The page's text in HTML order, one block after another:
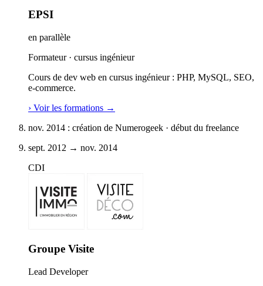
EPSI
en parallèle
Formateur · cursus ingénieur
Cours de dev web en cursus ingénieur : PHP, MySQL, SEO,
e-commerce.
› Voir les formations →
nov. 2014 : création de Numerogeek · début du freelance
sept. 2012 → nov. 2014
CDI
Groupe Visite
Lead Developer